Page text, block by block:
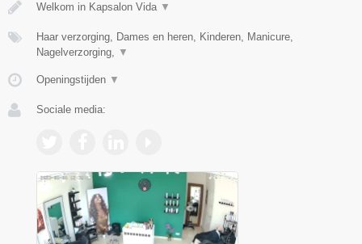
Welkom in Kapsalon Vida ▼
Haar verzorging, Dames en heren, Kinderen, Manicure,
Nagelverzorging, ▼
Openingstijden ▼
Sociale media: